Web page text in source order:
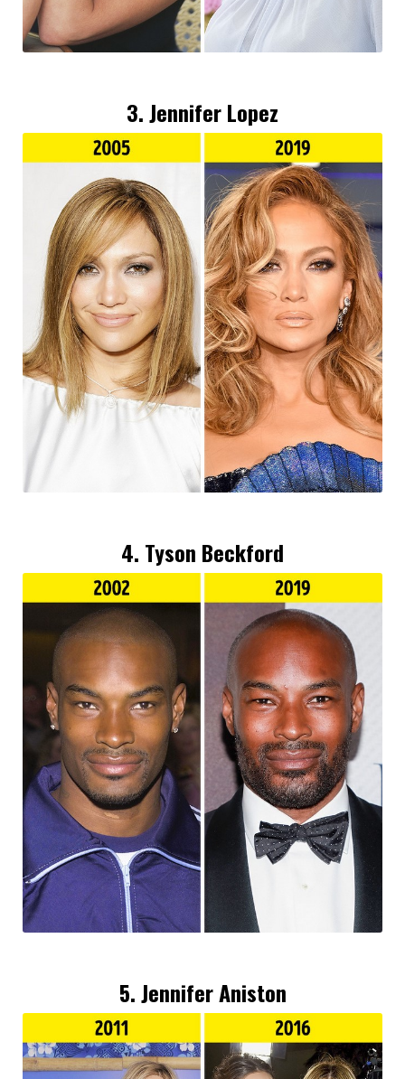
3. Jennifer Lopez
4. Tyson Beckford
5.Jennifer Aniston